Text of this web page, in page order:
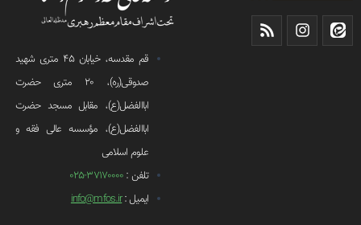
قم مقدسه، خیابان 45 متری شهید
صدوقی(ره)، 20 متری حضرت
اباالفضل(ع)، مقابل مسجد حضرت
اباالفضل(ع)، مؤسسه عالی فقه و
علوم اسلامی
تلفن : 37170000-025
ایمیل :info@mfos.ir